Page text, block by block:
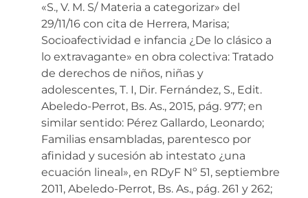
«S., V. M. S/ Materia a categorizar» del
29/11/16 con cita de Herrera, Marisa;
Socioafectividad e infancia ¿De lo clásico a
lo extravagante» en obra colectiva: Tratado
de derechos de niños, niñas y
adolescentes, T. I, Dir. Fernández, S., Edit.
Abeledo-Perrot, Bs. As., 2015, pág. 977; en
similar sentido: Pérez Gallardo, Leonardo;
Familias ensambladas, parentesco por
afinidad y sucesión ab intestato ¿una
ecuación lineal», en RDyF Nº 51, septiembre
2011, Abeledo-Perrot, Bs. As., pág. 261 y 262;